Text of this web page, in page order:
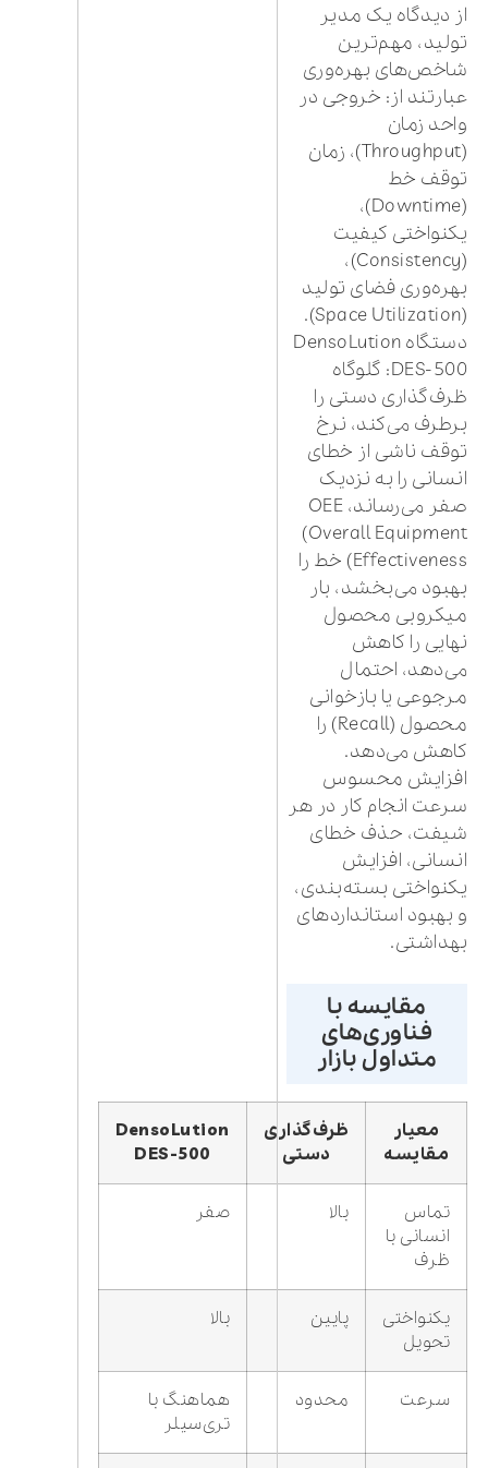
از دیدگاه یک مدیر
تولید، مهم‌ترین
شاخص‌های بهره‌وری
عبارتند از: خروجی در
واحد زمان
(Throughput)، زمان
توقف خط
(Downtime)،
یکنواختی کیفیت
(Consistency)،
بهره‌وری فضای تولید
(Space Utilization).
دستگاه DensoLution
DES-500: گلوگاه
ظرف‌گذاری دستی را
برطرف می‌کند، نرخ
توقف ناشی از خطای
انسانی را به نزدیک
صفر می‌رساند، OEE
(Overall Equipment
Effectiveness) خط را
بهبود می‌بخشد، بار
میکروبی محصول
نهایی را کاهش
می‌دهد، احتمال
مرجوعی یا بازخوانی
محصول (Recall) را
کاهش می‌دهد.
افزایش محسوس
سرعت انجام کار در هر
شیفت، حذف خطای
انسانی، افزایش
یکنواختی بسته‌بندی،
و بهبود استانداردهای
بهداشتی.
مقایسه با
فناوری‌های
متداول بازار
معیار
مقایسه
ظرف‌گذاری
دستی
DensoLution
DES-500
تماس
انسانی با
ظرف
بالا صفر
یکنواختی
تحویل
پایین بالا
سرعت محدود
هماهنگ با
تری‌سیلر